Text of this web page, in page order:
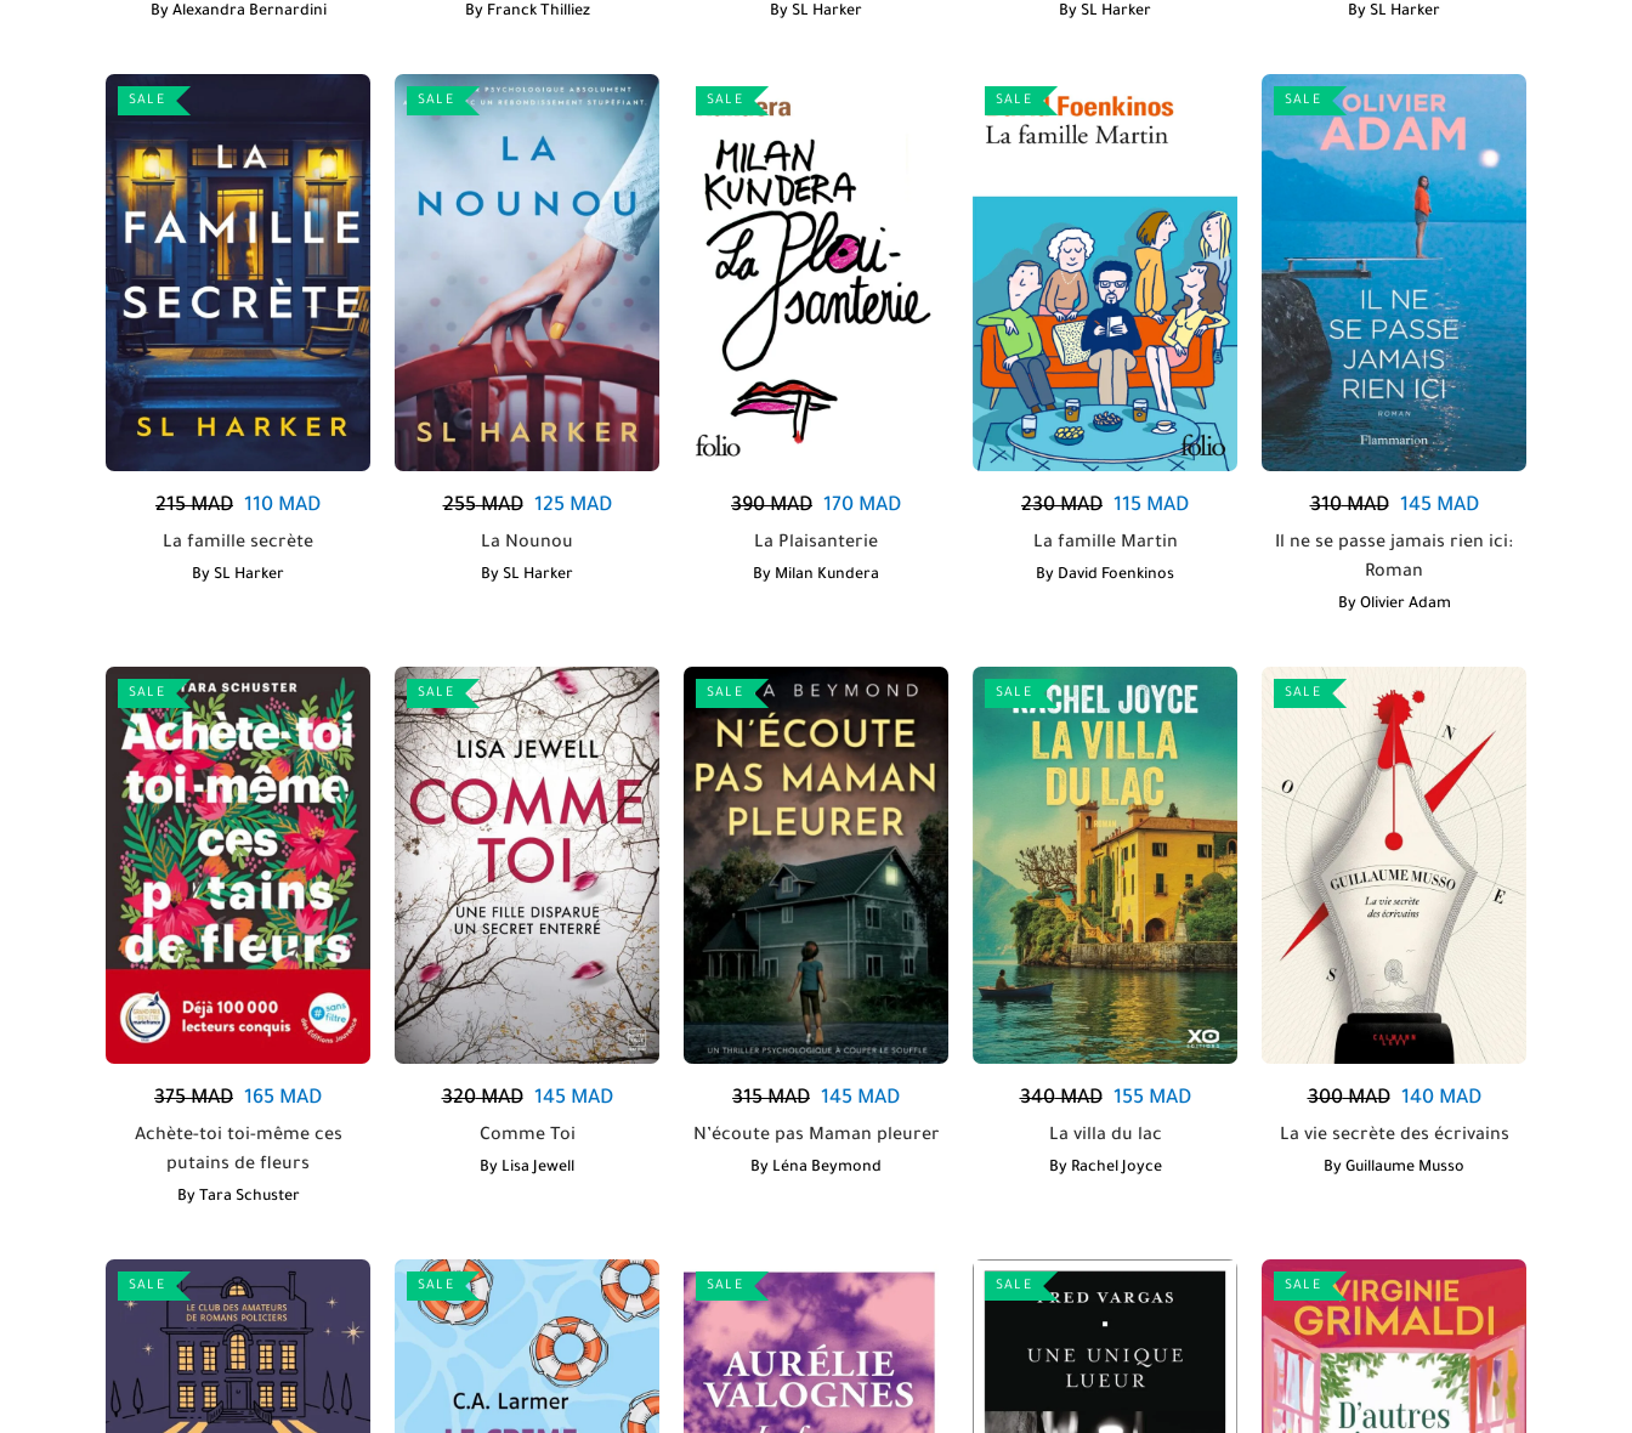
By Alexandra Bernardini By Franck Thilliez By SL Harker By SL Harker By SL Harker
SALE
215MAD 110 MAD
La famille secrète
By SL Harker
SALE
255MAD 125MAD
La Nounou
By SL Harker
SALE
390MAD 170 MAD
La Plaisanterie
By Milan Kundera
SALE
230MAD 115 MAD
La famille Martin
By David Foenkinos
SALE
310MAD 145MAD
Il ne se passe jamais rien ici:
Roman
By Olivier Adam
SALE
375MAD 165 MAD
Achète-toi toi-même ces
putains de fleurs
By Tara Schuster
SALE
320MAD 145MAD
Comme Toi
By Lisa Jewell
SALE
315MAD 145 MAD
N’écoute pas Maman pleurer
By Léna Beymond
SALE
340MAD 155MAD
La villa du lac
By Rachel Joyce
SALE
300MAD 140MAD
La vie secrète des écrivains
By Guillaume Musso
SALE SALE SALE SALE SALE